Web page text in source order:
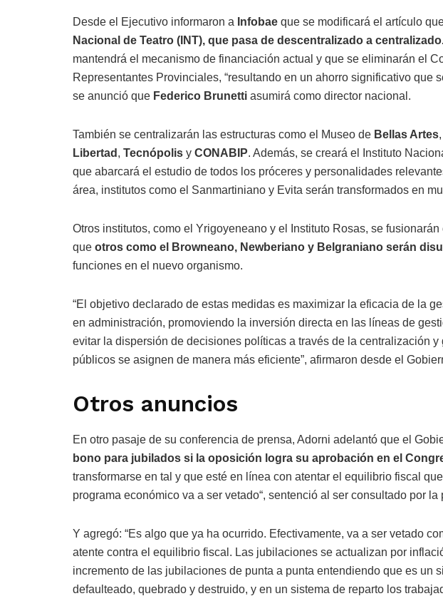
Desde el Ejecutivo informaron a Infobae que se modificará el artículo
Nacional de Teatro (INT), que pasa de descentralizado a
mantendrá el mecanismo de financiación actual y que se eliminarán el
Representantes Provinciales, “resultando en un ahorro significativo que
se anunció que Federico Brunetti asumirá como director nacional.
También se centralizarán las estructuras como el Museo de Bellas Artes
Libertad , Tecnópolis y CONABIP. Además, se creará el Instituto
que abarcará el estudio de todos los próceres y personalidades
área, institutos como el Sanmartiniano y Evita serán transformados en
Otros institutos, como el Yrigoyeneano y el Instituto Rosas, se
que otros como el Browneano, Newberiano y Belgraniano serán
funciones en el nuevo organismo.
“El objetivo declarado de estas medidas es maximizar la eficacia de la
en administración, promoviendo la inversión directa en las líneas de
evitar la dispersión de decisiones políticas a través de la centralización
públicos se asignen de manera más eficiente”, afirmaron desde el
Otros anuncios
En otro pasaje de su conferencia de prensa, Adorni adelantó que el
bono para jubilados si la oposición logra su aprobación en el
transformarse en tal y que esté en línea con atentar el equilibrio fiscal
programa económico va a ser vetado“, sentenció al ser consultado por la
Y agregó: “Es algo que ya ha ocurrido. Efectivamente, va a ser vetado
atente contra el equilibrio fiscal. Las jubilaciones se actualizan por
incremento de las jubilaciones de punta a punta entendiendo que es un
defaulteado, quebrado y destruido, y en un sistema de reparto los